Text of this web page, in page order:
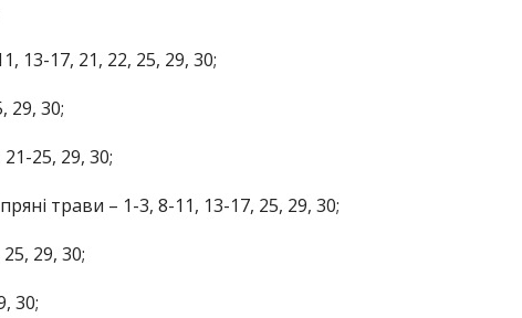
13-17, 21, 22, 25, 29, 30;
29, 30;
25, 29, 30;
трави – 1-3, 8-11, 13-17, 25, 29, 30;
29, 30;
30;